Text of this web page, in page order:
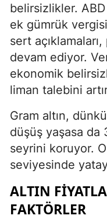
belirsizlikler. ABD
ek gümrük
sert
devam ediyor.
ekonomik
liman talebini
Gram altın,
düşüş yaşasa da
seyrini koruyor.
seviyesinde
ALTIN
FAKTÖRLER